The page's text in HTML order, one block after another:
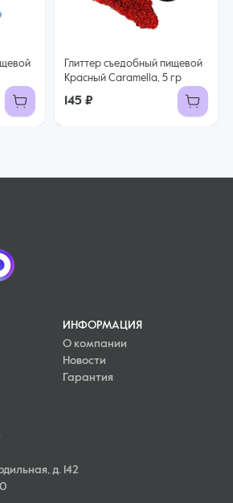
Глиттер съедобный пищевой
Красный Caramella, 5 гр
145 ₽
ИНФОРМАЦИЯ
О компании
Новости
Гарантия
д. 142